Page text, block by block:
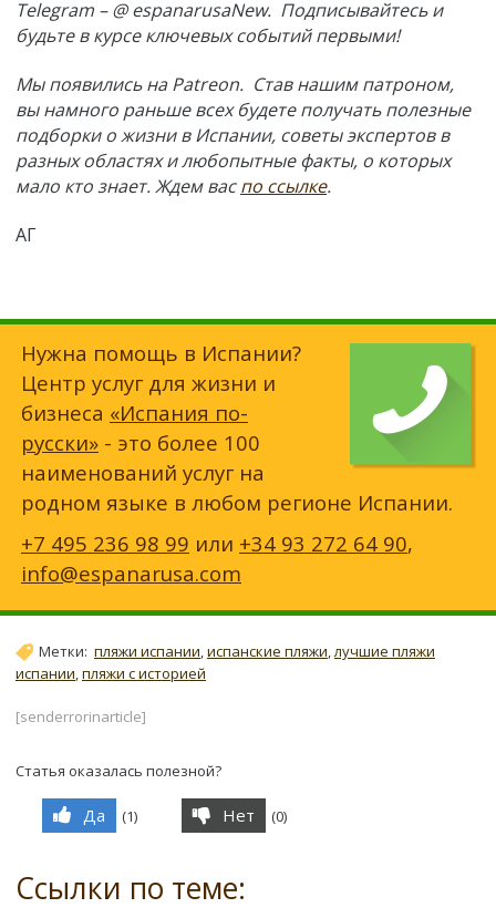
Telegram – @ espanarusaNew. Подписывайтесь и
будьте в курсе ключевых событий первыми!
Мы появились на Patreon. Став нашим патроном,
вы намного раньше всех будете получать полезные
подборки о жизни в Испании, советы экспертов в
разных областях и любопытные факты, о которых
мало кто знает. Ждем васпо ссылке.
АГ
Нужна помощь в Испании?
Центр услуг для жизни и
бизнеса «Испания по-
русски» - это более 100
наименований услуг на
родном языке в любом регионе Испании.
+7 495 236 98 99 или +34 93 272 64 90,
info@espanarusa.com
Метки: пляжи испании,испанские пляжи,лучшие пляжи
испании,пляжи с историей
[senderrorinarticle]
Статья оказалась полезной?
Да (1) Нет (0)
Ссылки по теме: